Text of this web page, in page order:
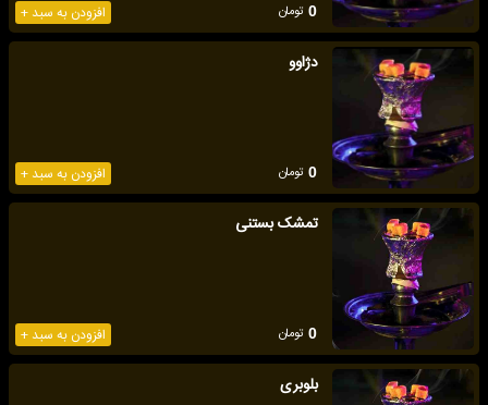
افزودن به سبد + 0 تومان
دژاوو
افزودن به سبد + 0 تومان
تمشک بستنی
افزودن به سبد + 0 تومان
بلوبری